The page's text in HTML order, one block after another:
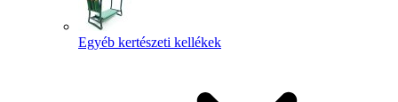
Egyéb kertészeti kellékek